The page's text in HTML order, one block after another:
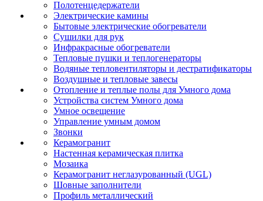
Полотенцедержатели
Электрические камины
Бытовые электрические обогреватели
Сушилки для рук
Инфракрасные обогреватели
Тепловые пушки и теплогенераторы
Водяные тепловентиляторы и дестратификаторы
Воздушные и тепловые завесы
Отопление и теплые полы для Умного дома
Устройства систем Умного дома
Умное освещение
Управление умным домом
Звонки
Керамогранит
Настенная керамическая плитка
Мозаика
Керамогранит неглазурованный (UGL)
Шовные заполнители
Профиль металлический